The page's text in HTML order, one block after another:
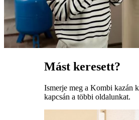
Mást keresett?
Ismerje meg a Kombi kazán
kapcsán a többi oldalunkat.